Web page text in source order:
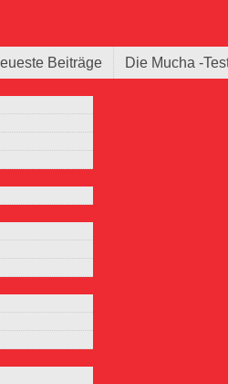
Beiträge
Die Mucha -